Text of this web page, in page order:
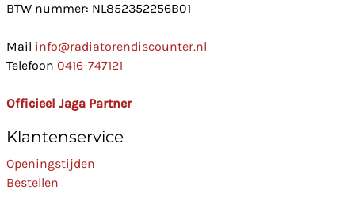
BTW nummer: NL852352256B01
Mail info@radiatorendiscounter.nl
Telefoon 0416-747121
Officieel Jaga Partner
Klantenservice
Openingstijden
Bestellen